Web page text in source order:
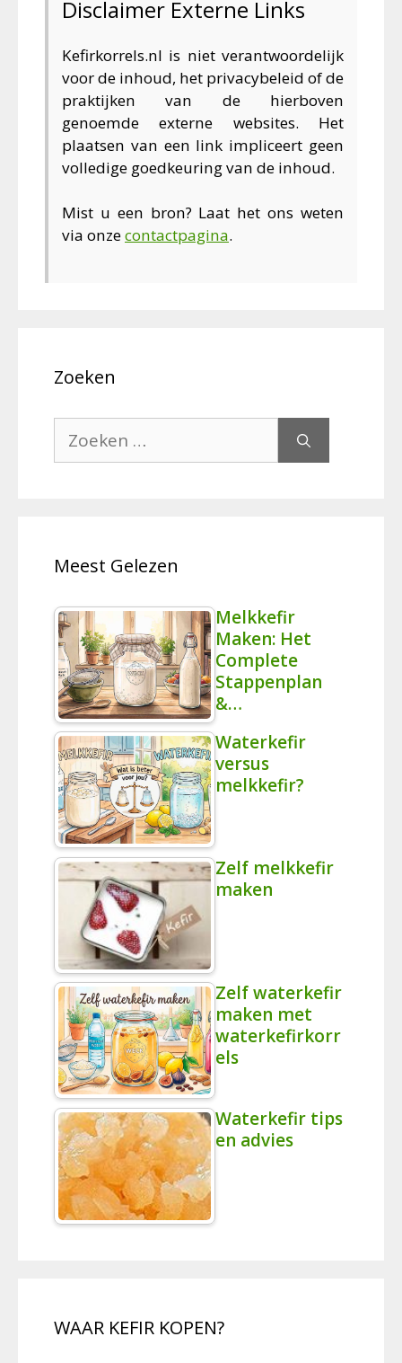
Disclaimer Externe Links
Kefirkorrels.nl is niet verantwoordelijk
voor de inhoud, het privacybeleid of de
praktijken van de hierboven
genoemde externe websites. Het
plaatsen van een link impliceert geen
volledige goedkeuring van de inhoud.
Mist u een bron? Laat het ons weten
via onzecontactpagina.
Zoeken
Zoek
naar:
Meest Gelezen
Melkkefir
Maken: Het
Complete
Stappenplan
&…
Waterkefir
versus
melkkefir?
Zelf melkkefir
maken
Zelf waterkefir
maken met
waterkefirkorr
els
Waterkefir tips
en advies
WAAR KEFIR KOPEN?